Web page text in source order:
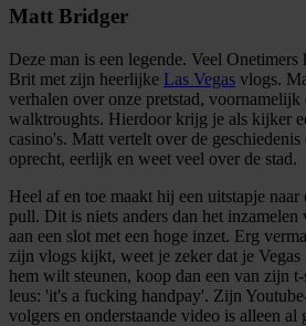
Matt Bridger
Deze man is een legende. Veel Onetimers
Brit met zijn heerlijke Las Vegas vlogs.
verhalen over onze pretstad, voornamelijk
walktroughts. Hierdoor krijg je als kijker
casino's. Matt vertelt over de
oprecht, eerlijk en weet veel over de stad.
Heel af en toe maakt hij een uitstapje
pull. Dit is niets anders dan het inzamelen
aan een slot met een hoge inzet. Erg
zijn vlogs kijkt, weet je zeker dat je
hem wilt steunen, koop dan een van zijn
leus: 'it's a fucking handpay'. Zijn
volgers en onderstaande video is alleen